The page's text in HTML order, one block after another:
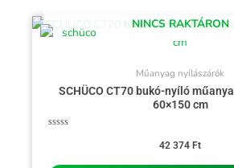
NINCS RAKTÁRON
Műanyag nyílászárók
SCHÜCO CT70 bukó-nyíló
60×150 cm
42 374 Ft